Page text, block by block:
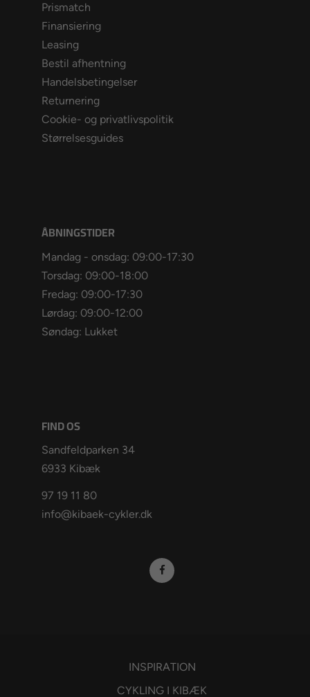
Prismatch
Finansiering
Leasing
Bestil afhentning
Handelsbetingelser
Returnering
Cookie- og privatlivspolitik
Størrelsesguides
ÅBNINGSTIDER
Mandag - onsdag: 09:00-17:30
Torsdag: 09:00-18:00
Fredag: 09:00-17:30
Lørdag: 09:00-12:00
Søndag: Lukket
FIND OS
Sandfeldparken 34
6933 Kibæk
97 19 11 80
info@kibaek-cykler.dk
INSPIRATION
CYKLING I KIBÆK